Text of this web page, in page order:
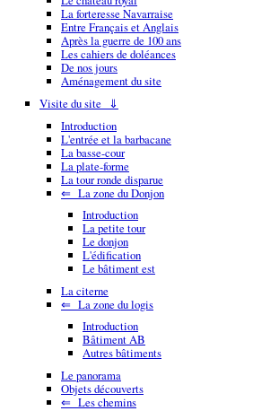
La forteresse Navarraise
Entre Français et Anglais
Après la guerre de 100 ans
Les cahiers de doléances
De nos jours
Aménagement du site
Visite du site ⇓
Introduction
L'entrée et la barbacane
La basse-cour
La plate-forme
La tour ronde disparue
⇐ La zone du Donjon
Introduction
La petite tour
Le donjon
L'édification
Le bâtiment est
La citerne
⇐ La zone du logis
Introduction
Bâtiment AB
Autres bâtiments
Le panorama
Objets découverts
⇐ Les chemins